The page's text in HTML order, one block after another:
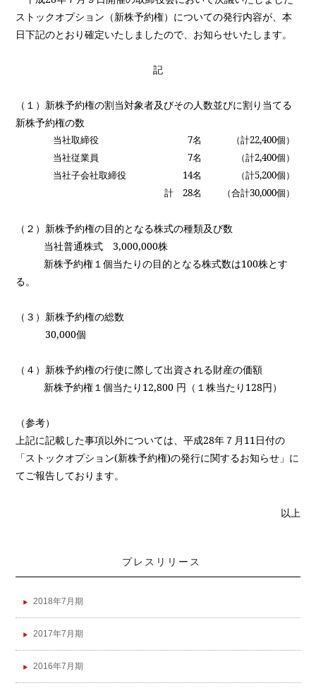
ストックオプション（新株予約権）についての発行内容が、本
日下記のとおり確定いたしましたので、お知らせいたします。
記
（１）新株予約権の割当対象者及びその人数並びに割り当てる
新株予約権の数
当社取締役 7名 （計22,400個）
当社従業員
7名 （計2,400個）
当社子会社取締役
14名 （計5,200個）
計28名 （合計30,000個）
（２）新株予約権の目的となる株式の種類及び数
当社普通株式3,000,000株
新株予約権１個当たりの目的となる株式数は100株とす
る。
（３）新株予約権の総数
30,000個
（４）新株予約権の行使に際して出資される財産の価額
新株予約権１個当たり 12,800 円（１株当たり 128円）
（参考）
上記に記載した事項以外については、平成28年７月 11日付の
「ストックオプション(新株予約権)の発行に関するお知らせ」に
てご報告しております。
以上
プレスリリース
2018年7月期
2017年7月期
2016年7月期